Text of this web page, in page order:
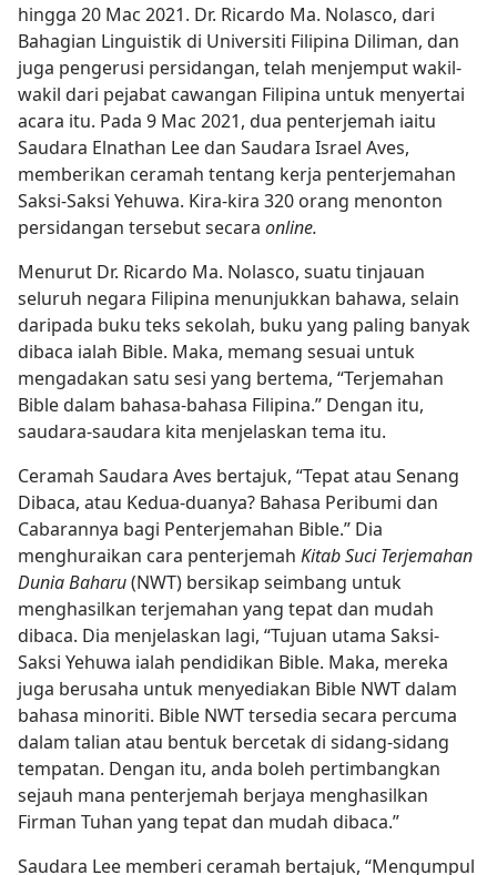
hingga 20 Mac 2021. Dr. Ricardo Ma. Nolasco, dari
Bahagian Linguistik di Universiti Filipina Diliman, dan
juga pengerusi persidangan, telah menjemput wakil-
wakil dari pejabat cawangan Filipina untuk menyertai
acara itu. Pada 9 Mac 2021, dua penterjemah iaitu
Saudara Elnathan Lee dan Saudara Israel Aves,
memberikan ceramah tentang kerja penterjemahan
Saksi-Saksi Yehuwa. Kira-kira 320 orang menonton
persidangan tersebut secara online.
Menurut Dr. Ricardo Ma. Nolasco, suatu tinjauan
seluruh negara Filipina menunjukkan bahawa, selain
daripada buku teks sekolah, buku yang paling banyak
dibaca ialah Bible. Maka, memang sesuai untuk
mengadakan satu sesi yang bertema, “Terjemahan
Bible dalam bahasa-bahasa Filipina.” Dengan itu,
saudara-saudara kita menjelaskan tema itu.
Ceramah Saudara Aves bertajuk, “Tepat atau Senang
Dibaca, atau Kedua-duanya? Bahasa Peribumi dan
Cabarannya bagi Penterjemahan Bible.” Dia
menghuraikan cara penterjemah Kitab Suci Terjemahan
Dunia Baharu(NWT) bersikap seimbang untuk
menghasilkan terjemahan yang tepat dan mudah
dibaca. Dia menjelaskan lagi, “Tujuan utama Saksi-
Saksi Yehuwa ialah pendidikan Bible. Maka, mereka
juga berusaha untuk menyediakan Bible NWT dalam
bahasa minoriti. Bible NWT tersedia secara percuma
dalam talian atau bentuk bercetak di sidang-sidang
tempatan. Dengan itu, anda boleh pertimbangkan
sejauh mana penterjemah berjaya menghasilkan
Firman Tuhan yang tepat dan mudah dibaca.”
Saudara Lee memberi ceramah bertajuk, “Mengumpul